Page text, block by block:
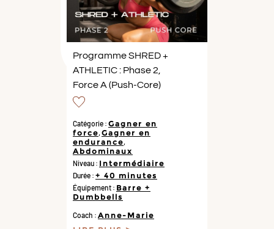
Programme SHRED +
ATHLETIC : Phase 2,
Force A (Push-Core)
Catégorie : Gagner en
force,Gagner en
endurance,
Abdominaux
Niveau : Intermédiaire
Durée : + 40 minutes
Équipement : Barre +
Dumbbells
Coach : Anne-Marie